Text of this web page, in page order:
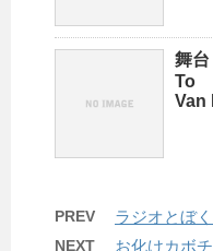
舞
To
Van
PREV ラジオとぼく
NEXT お化けカボ